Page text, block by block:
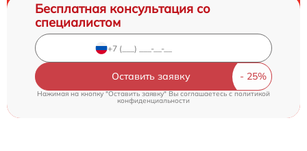
Бесплатная консультация со
специалистом
Оставить заявку
Нажимая на кнопку "Оставить заявку" Вы соглашаетесь c политикой
конфиденциальности